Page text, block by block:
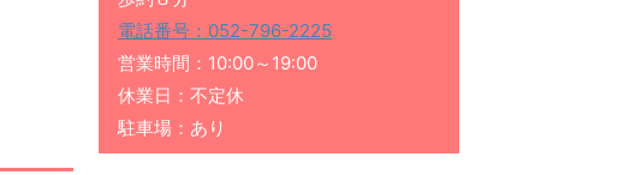
電話番号：052-796-2225
営業時間：10:00～19:00
休業日：不定休
駐車場：あり